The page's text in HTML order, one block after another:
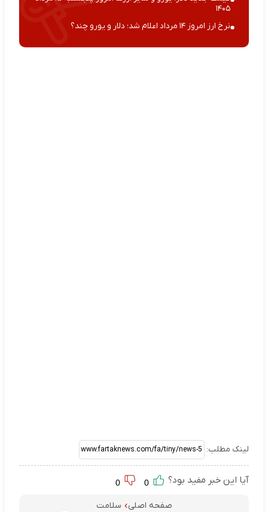
۱۴۰۵
نرخ ارز امروز ۱۴ مرداد اعلام شد؛ دلار و یورو چند؟
لینک مطلب:
آیا این خبر مفید بود؟
صفحه اصلی
سلامت